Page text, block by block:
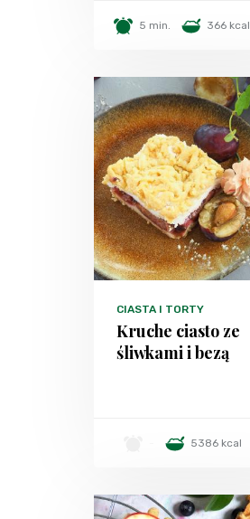
5 min. 366 kcal
CIASTA I TORTY
Kruche ciasto ze
śliwkami i bezą
5386 kcal